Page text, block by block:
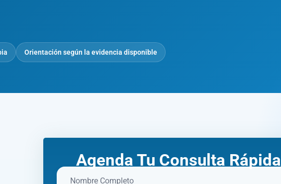
Orientación según la evidencia disponible
Agenda Tu Consulta Rápida